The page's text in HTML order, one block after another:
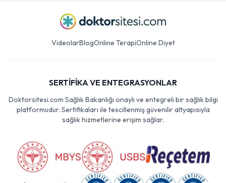
VideolarBlogOnline TerapiOnline Diyet
SERTİFİKA VE ENTEGRASYONLAR
Doktorsitesi.com Sağlık Bakanlığı onaylı ve entegreli bir sağlık bilgi
platformudur. Sertifikaları ile tescillenmiş güvenilir altyapısıyla
sağlık hizmetlerine erişim sağlar.